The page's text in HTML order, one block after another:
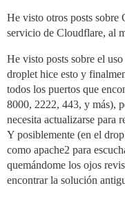
He visto otros posts sobre
servicio de Cloudflare, al
He visto posts sobre el uso
droplet hice esto y
todos los puertos que
8000, 2222, 443, y más),
necesita actualizarse para
Y posiblemente (en el
como apache2 para
quemándome los ojos
encontrar la solución